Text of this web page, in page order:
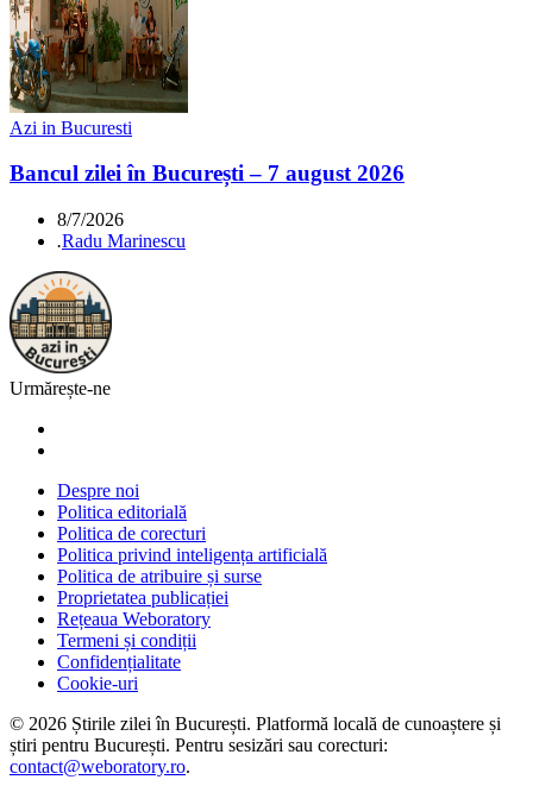
Azi in Bucuresti
Bancul zilei în București – 7 august 2026
8/7/2026
.Radu Marinescu
Urmărește-ne
Despre noi
Politica editorială
Politica de corecturi
Politica privind inteligența artificială
Politica de atribuire și surse
Proprietatea publicației
Rețeaua Weboratory
Termeni și condiții
Confidențialitate
Cookie-uri
© 2026 Știrile zilei în București. Platformă locală de cunoaștere și
știri pentru București. Pentru sesizări sau corecturi:
contact@weboratory.ro.